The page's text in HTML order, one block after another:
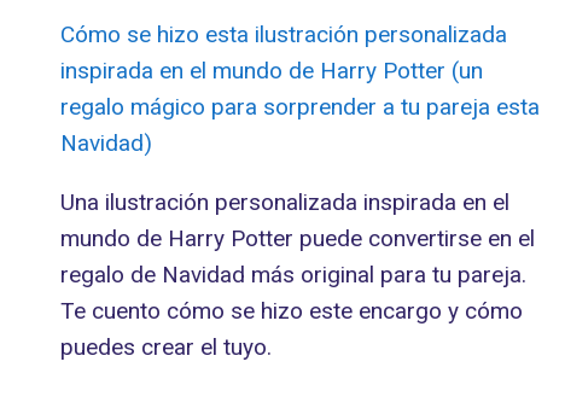
Cómo se hizo esta ilustración personalizada
inspirada en el mundo de Harry Potter (un
regalo mágico para sorprender a tu pareja esta
Navidad)
Una ilustración personalizada inspirada en el
mundo de Harry Potter puede convertirse en el
regalo de Navidad más original para tu pareja.
Te cuento cómo se hizo este encargo y cómo
puedes crear el tuyo.